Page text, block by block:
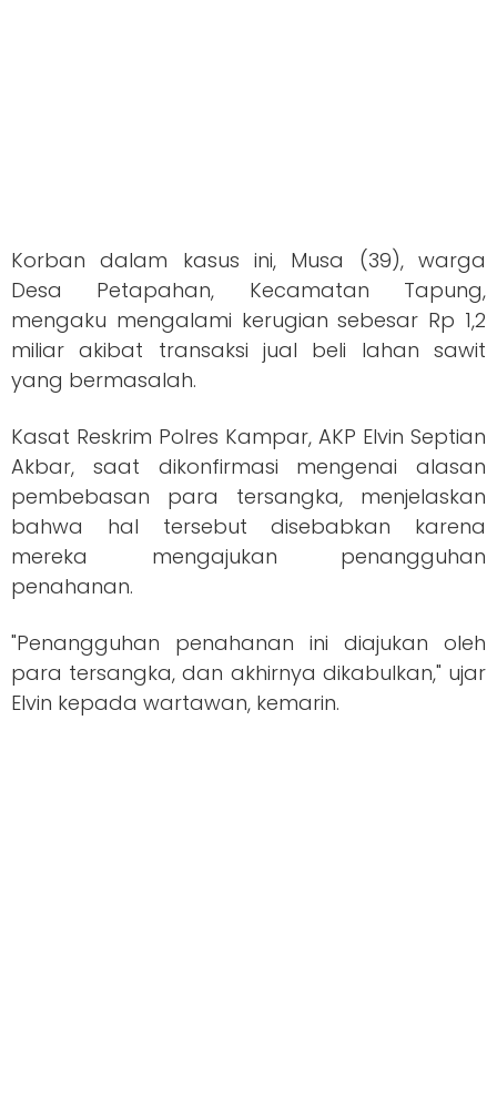
Korban dalam kasus ini, Musa (39), warga
Desa Petapahan, Kecamatan Tapung,
mengaku mengalami kerugian sebesar Rp 1,2
miliar akibat transaksi jual beli lahan sawit
yang bermasalah.
Kasat Reskrim Polres Kampar, AKP Elvin Septian
Akbar, saat dikonfirmasi mengenai alasan
pembebasan para tersangka, menjelaskan
bahwa hal tersebut disebabkan karena
mereka mengajukan penangguhan
penahanan.
"Penangguhan penahanan ini diajukan oleh
para tersangka, dan akhirnya dikabulkan," ujar
Elvin kepada wartawan, kemarin.